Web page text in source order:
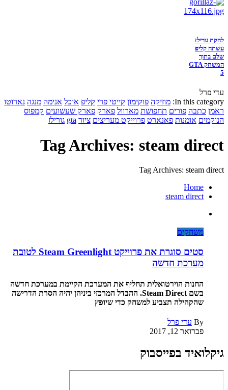
להקת גורילז
עשתה קליפ
שלם בתוך
המשחק GTA
5
עדי פרל
In this category: מוזיקה פוקימון קייטי פרי קליפ אוכל אנימה מנגה נארוטו
ראמן כתבה פורים תחפושת מארוול פארק פארק שעשועים קמפוס
הנוקמים אומנות פאנארט פרוייקט מעריצים ציור gta גורילז
Tag Archives: steam direct
Tag Archives: steam direct
Home
steam direct
משחקים
סטים סוגרת את פרוייקט Steam Greenlight לטובת
מערכת חדשה
החנות הוירטואלית תחליף את המערכת הקיימת במערכת חדשה
בשם Steam Direct. ההבדל המרכזי ביניהן יהיה הסרת הדרישה
שהקהילה תצביע למשחק כדי שיופץ
By עדי פרל
פברואר 12, 2017
גיקלואיד בפייסבוק